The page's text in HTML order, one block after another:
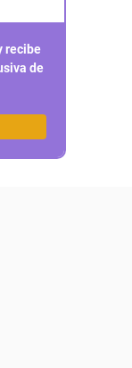
recibe
de